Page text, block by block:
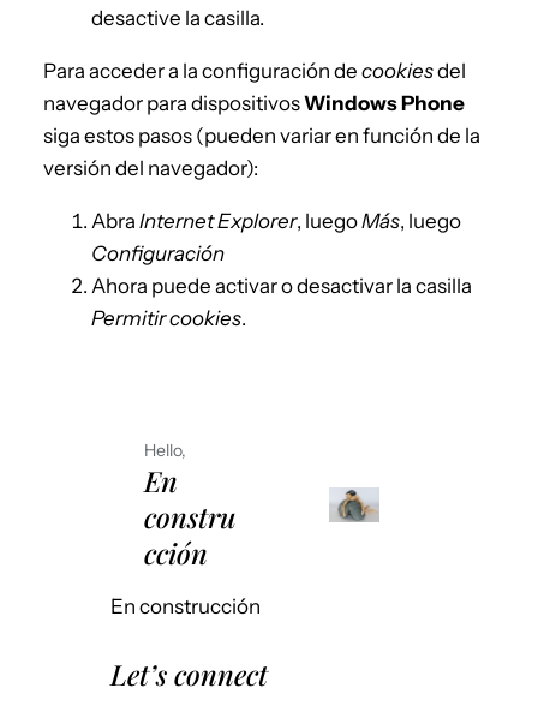
desactive la casilla.
Para acceder a la configuración de cookiesdel
navegador para dispositivosWindows Phone
siga estos pasos (pueden variar en función de la
versión del navegador):
Abra Internet Explorer, luegoMás, luego
Configuración
Ahora puede activar o desactivar la casilla
Permitir cookies.
Hello,
En
constru
cción
En construcción
Let’s connect